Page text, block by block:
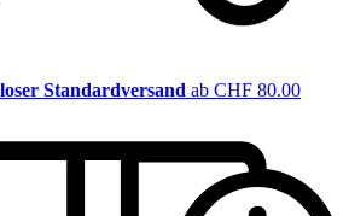
Standardversand ab CHF 80.00